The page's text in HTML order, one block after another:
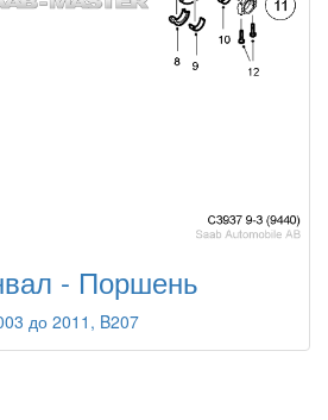
- Поршень
до 2011, B207